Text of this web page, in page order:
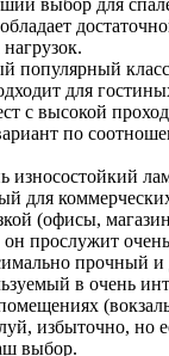
выбор для
популярный
для
с высокой
по
износостойкий
для
(офисы,
прослужит
прочный и
в очень
избыточно, но
выбор.